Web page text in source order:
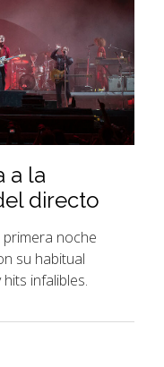
a la
directo
noche
su habitual
infalibles.